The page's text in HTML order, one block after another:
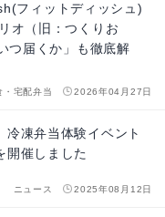
フィットディッシュ)
オ（旧：つくりお
つ届くか」も徹底解
・宅配弁当 2026年04月27日
冷凍弁当体験イベント
開催しました
ニュース 2025年08月12日